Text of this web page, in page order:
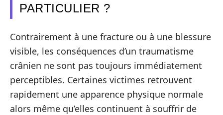
PARTICULIER ?
Contrairement à une fracture ou à une blessure
visible, les conséquences d’un traumatisme
crânien ne sont pas toujours immédiatement
perceptibles. Certaines victimes retrouvent
rapidement une apparence physique normale
alors même qu’elles continuent à souffrir de